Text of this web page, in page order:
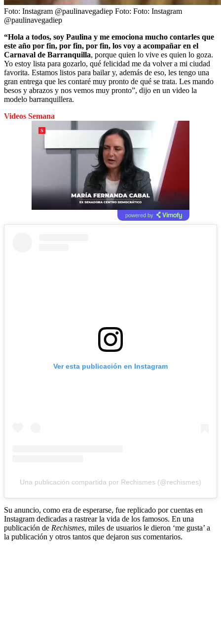
Foto: Instagram @paulinavegadiep Foto: Foto: Instagram
@paulinavegadiep
“Hola a todos, soy Paulina y me emociona mucho contarles que
este año por fin, por fin, por fin, los voy a acompañar en el
Carnaval de Barranquilla, porque quien lo vive es quien lo goza.
Yo estoy lista para gozarlo, qué felicidad me da volver a mi ciudad
favorita. Estamos listos para bailar y, además de eso, les tengo una
gran entrega que les contaré muy pronto de qué se trata. Les mando
besos y abrazos y nos vemos muy pronto”, dijo en un video la
modelo barranquillera.
Videos Semana
powered by
Ver esta publicación en Instagram
Una publicación compartida por Rechismes (@rechismes)
Su anuncio, como era de esperarse, fue replicado por cuentas en
Instagram dedicadas a rastrear la vida de los famosos. En una
publicación de Rechismes, miles de usuarios le dieron ‘me gusta’ a
la publicación y otros tantos que dejaron sus comentarios.